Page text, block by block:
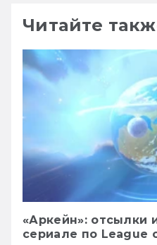
Читайте
«Аркейн»: отсылки
сериале по League